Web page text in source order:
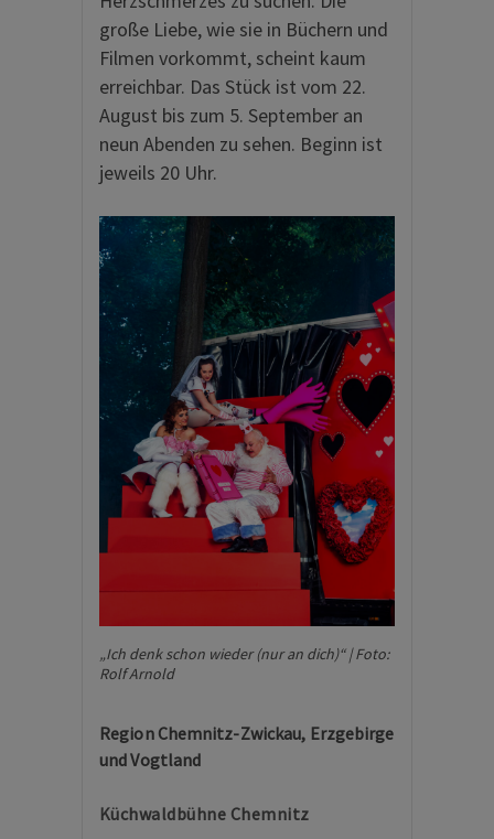
große Liebe, wie sie in Büchern und
Filmen vorkommt, scheint kaum
erreichbar. Das Stück ist vom 22.
August bis zum 5. September an
neun Abenden zu sehen. Beginn ist
jeweils 20 Uhr.
„Ich denk schon wieder (nur an dich)“ | Foto:
Rolf Arnold
Region Chemnitz-Zwickau, Erzgebirge
und Vogtland
Küchwaldbühne Chemnitz